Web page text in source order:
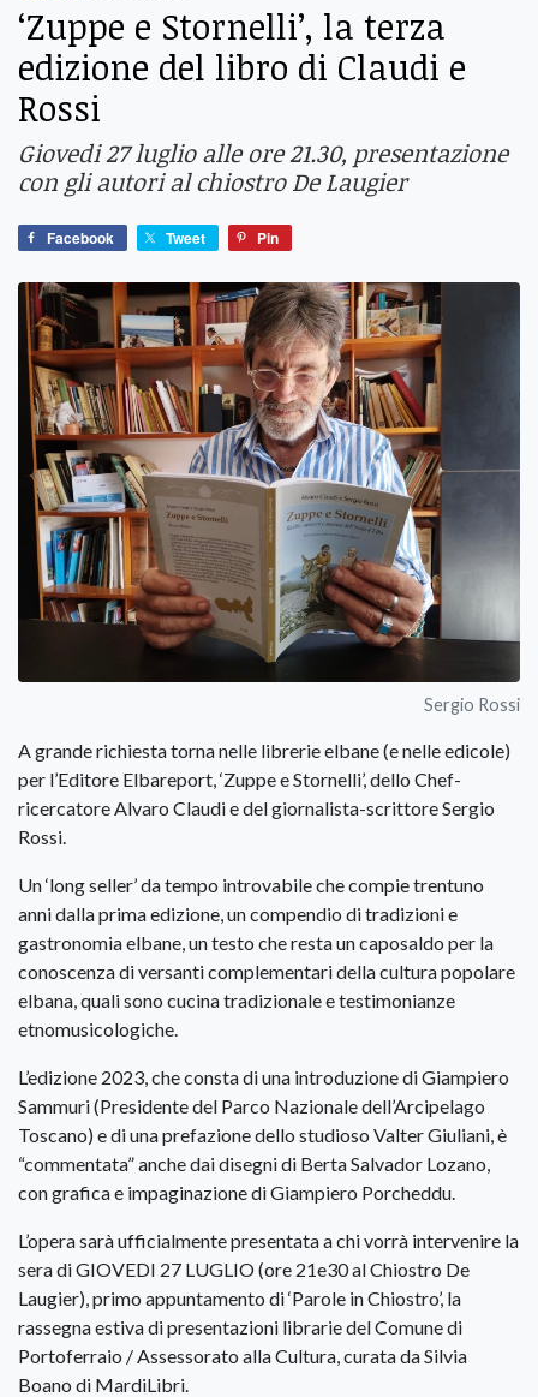
‘Zuppe e Stornelli’, la terza
edizione del libro di Claudi e
Rossi
Giovedi 27 luglio alle ore 21.30, presentazione
con gli autori al chiostro De Laugier
Facebook Tweet Pin
Sergio Rossi
A grande richiesta torna nelle librerie elbane (e nelle edicole)
per l’Editore Elbareport, ‘Zuppe e Stornelli’, dello Chef-
ricercatore Alvaro Claudi e del giornalista-scrittore Sergio
Rossi.
Un ‘long seller’ da tempo introvabile che compie trentuno
anni dalla prima edizione, un compendio di tradizioni e
gastronomia elbane, un testo che resta un caposaldo per la
conoscenza di versanti complementari della cultura popolare
elbana, quali sono cucina tradizionale e testimonianze
etnomusicologiche.
L’edizione 2023, che consta di una introduzione di Giampiero
Sammuri (Presidente del Parco Nazionale dell’Arcipelago
Toscano) e di una prefazione dello studioso Valter Giuliani, è
“commentata” anche dai disegni di Berta Salvador Lozano,
con grafica e impaginazione di Giampiero Porcheddu.
L’opera sarà ufficialmente presentata a chi vorrà intervenire la
sera di GIOVEDI 27 LUGLIO (ore 21e30 al Chiostro De
Laugier), primo appuntamento di ‘Parole in Chiostro’, la
rassegna estiva di presentazioni librarie del Comune di
Portoferraio / Assessorato alla Cultura, curata da Silvia
Boano di MardiLibri.